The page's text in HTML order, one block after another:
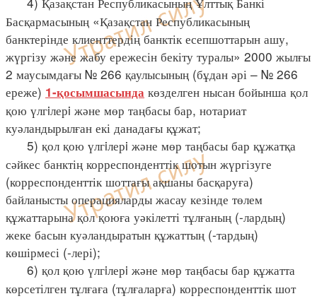
Басқармасының «Қазақстан Республикасының
банктерінде клиенттердің банктік есепшоттарын ашу,
жүргізу және жабу ережесін бекіту туралы» 2000 жылғы
2 маусымдағы № 266 қаулысының (бұдан әрі – № 266
ереже) 1-қосымшасында көзделген нысан бойынша қол
қою үлгiлерi және мөр таңбасы бар, нотариат
куәландырылған екі данадағы құжат;
5) қол қою үлгiлерi және мөр таңбасы бар құжатқа
сәйкес банктің корреспонденттік шотын жүргізуге
(корреспонденттік шоттағы ақшаны басқаруға)
байланысты операцияларды жасау кезінде төлем
құжаттарына қол қоюға уәкілетті тұлғаның (-лардың)
жеке басын куәландыратын құжаттың (-тардың)
көшірмесі (-лері);
6) қол қою үлгiлерi және мөр таңбасы бар құжатта
көрсетілген тұлғаға (тұлғаларға) корреспонденттік шот